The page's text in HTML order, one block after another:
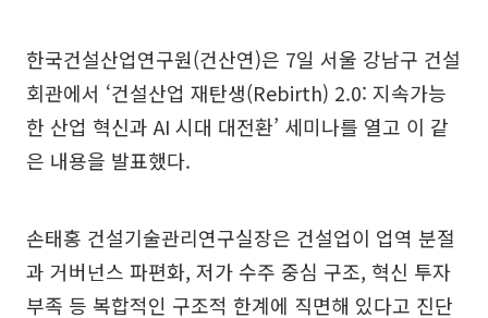
한국건설산업연구원(건산연)은 7일 서울 강남구 건설
회관에서 ‘건설산업 재탄생(Rebirth) 2.0: 지속가능
한 산업 혁신과 AI 시대 대전환’ 세미나를 열고 이 같
은 내용을 발표했다.
손태홍 건설기술관리연구실장은 건설업이 업역 분절
과 거버넌스 파편화, 저가 수주 중심 구조, 혁신 투자
부족 등 복합적인 구조적 한계에 직면해 있다고 진단